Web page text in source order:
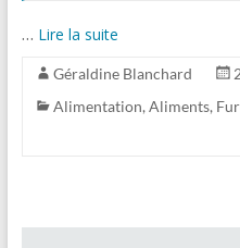
… Lire la suite
Géraldine Blanchard
Alimentation, Aliments,